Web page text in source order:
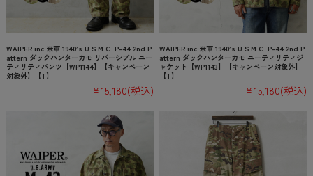
WAIPER.inc 米軍 1940’s U.S.M.C. P-44 2nd P
attern ダックハンターカモ リバーシブル ユー
ティリティパンツ【WP1144】【キャンペーン
対象外】【T】
¥15,180(税込)
WAIPER.inc 米軍 1940’s U.S.M.C. P-44 2nd P
attern ダックハンターカモ ユーティリティジ
ャケット【WP1143】【キャンペーン対象外】
【T】
¥15,180(税込)